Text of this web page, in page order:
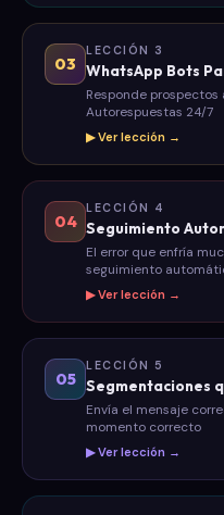
03
LECCIÓN 3
WhatsApp Bots
Responde
Autorespuestas 24/7
▶ Ver lección →
04
LECCIÓN 4
Seguimiento
El error que enfría
seguimiento
▶ Ver lección →
05
LECCIÓN 5
Segmentaciones
Envía el mensaje
momento correcto
▶ Ver lección →